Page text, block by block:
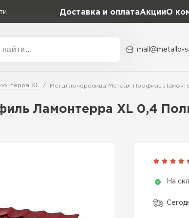
Доставка и оплатаАкцииО
Коллекция
Classic Grand Line
mail@metallo-
XL Металлочерепица Металл-Профиль
Ламонтерра XL 0,4
На